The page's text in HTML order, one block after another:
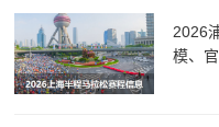
2026
模、